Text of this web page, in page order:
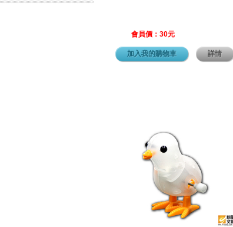
會員價：30元
加入我的購物車 詳情